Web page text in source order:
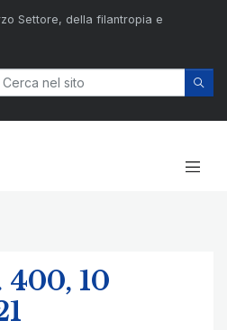
Settore, della filantropia e
400, 10